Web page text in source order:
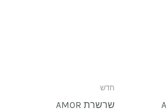
חדש
שרשרת AMOR